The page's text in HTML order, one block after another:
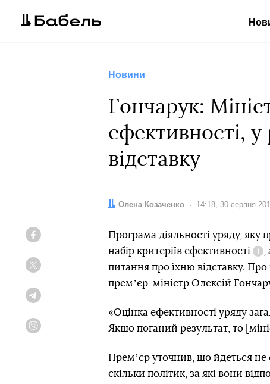
Новини
Гончарук:
ефективності, у
відставку
Автор:
Олена Козаченко Дата:
14:18, 30 серпня
Програма діяльності уряду, яку
набір критеріїв ефективності
питання про їхню відставку. Про
премʼєр-міністр Олексій
«Оцінка ефективності уряду
Якщо поганий результат, то
Премʼєр уточнив, що йдеться не
скільки політик, за які вони